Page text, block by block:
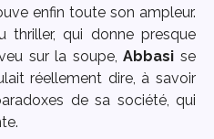
enfin toute son ampleur.
thriller, qui donne presque
sur la soupe,Abbasi se
réellement dire, à savoir
de sa société, qui